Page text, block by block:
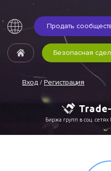
Продать
Вход / Регистрация
Безопасная
Биржа групп в соц.